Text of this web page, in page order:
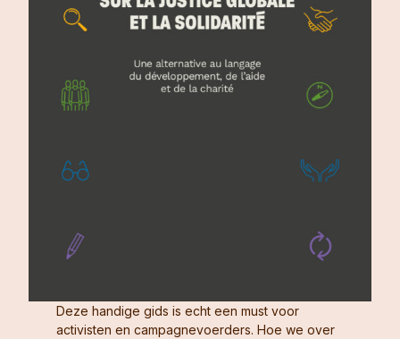
Deze handige gids is echt een must voor
activisten en campagnevoerders. Hoe we over